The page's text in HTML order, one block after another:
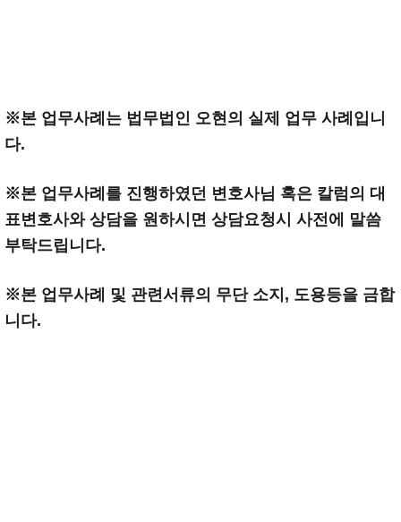
※본 업무사례는 법무법인 오현의 실제 업무 사례입니
다.
※본 업무사례를 진행하였던 변호사님 혹은 칼럼의 대
표변호사와 상담을 원하시면 상담요청시 사전에 말씀
부탁드립니다.
※본 업무사례 및 관련서류의 무단 소지, 도용등을 금합
니다.